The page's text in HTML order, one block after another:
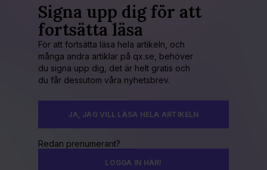
Signa upp dig för att
fortsätta läsa
För att fortsätta läsa hela artikeln, och
många andra artiklar på qx.se, behöver
du signa upp dig, det är helt gratis och
du får dessutom våra nyhetsbrev.
JA, JAG VILL LÄSA HELA ARTIKELN
Redan prenumerant?
LOGGA IN HÄR!